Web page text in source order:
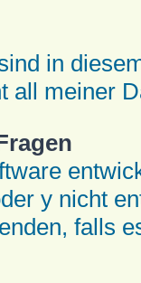
in
all meiner
y nicht
falls